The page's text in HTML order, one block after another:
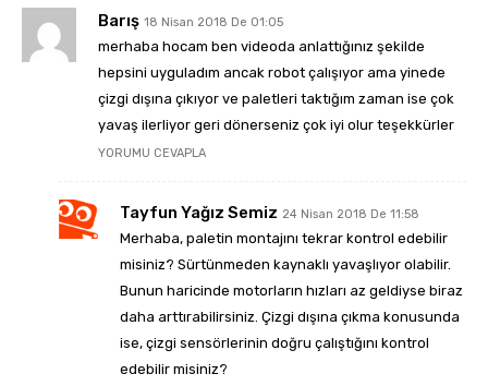
Barış 18 Nisan 2018 De 01:05
merhaba hocam ben videoda anlattığınız şekilde
hepsini uyguladım ancak robot çalışıyor ama yinede
çizgi dışına çıkıyor ve paletleri taktığım zaman ise çok
yavaş ilerliyor geri dönerseniz çok iyi olur teşekkürler
YORUMU CEVAPLA
Tayfun Yağız Semiz 24 Nisan 2018 De 11:58
Merhaba, paletin montajını tekrar kontrol edebilir
misiniz? Sürtünmeden kaynaklı yavaşlıyor olabilir.
Bunun haricinde motorların hızları az geldiyse biraz
daha arttırabilirsiniz. Çizgi dışına çıkma konusunda
ise, çizgi sensörlerinin doğru çalıştığını kontrol
edebilir misiniz?